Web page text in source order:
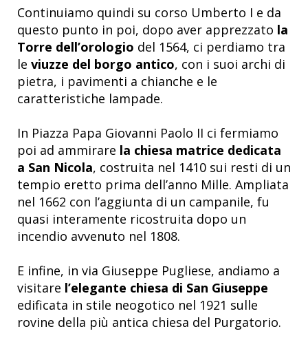
Continuiamo quindi su corso Umberto I e da
questo punto in poi, dopo aver apprezzato la
Torre dell’orologio del 1564, ci perdiamo tra
le viuzze del borgo antico, con i suoi archi di
pietra, i pavimenti a chianche e le
caratteristiche lampade.
In Piazza Papa Giovanni Paolo II ci fermiamo
poi ad ammirare la chiesa matrice dedicata
a San Nicola, costruita nel 1410 sui resti di un
tempio eretto prima dell’anno Mille. Ampliata
nel 1662 con l’aggiunta di un campanile, fu
quasi interamente ricostruita dopo un
incendio avvenuto nel 1808.
E infine, in via Giuseppe Pugliese, andiamo a
visitare l’elegante chiesa di San Giuseppe
edificata in stile neogotico nel 1921 sulle
rovine della più antica chiesa del Purgatorio.